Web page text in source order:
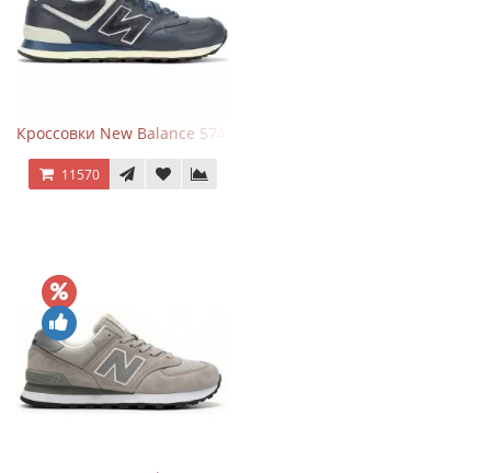
Кроссовки New Balance 574 Classic Blue White Leather
11570